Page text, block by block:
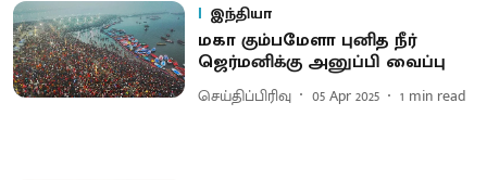
இந்தியா
மகா கும்பமேளா புனித நீர்
ஜெர்மனிக்கு அனுப்பி வைப்பு
செய்திப்பிரிவு 05 Apr 2025 1 min read